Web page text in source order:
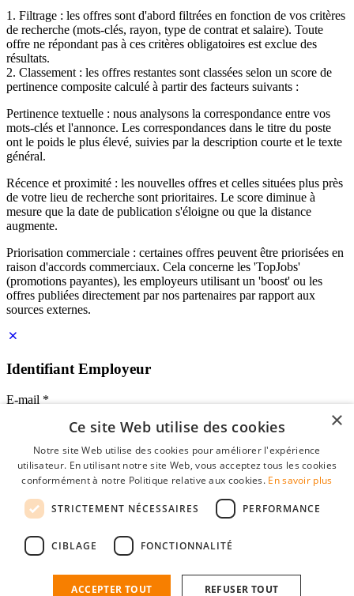
1. Filtrage : les offres sont d'abord filtrées en fonction de vos critères
de recherche (mots-clés, rayon, type de contrat et salaire). Toute
offre ne répondant pas à ces critères obligatoires est exclue des
résultats.
2. Classement : les offres restantes sont classées selon un score de
pertinence composite calculé à partir des facteurs suivants :
Pertinence textuelle : nous analysons la correspondance entre vos
mots-clés et l'annonce. Les correspondances dans le titre du poste
ont le poids le plus élevé, suivies par la description courte et le texte
général.
Récence et proximité : les nouvelles offres et celles situées plus près
de votre lieu de recherche sont prioritaires. Le score diminue à
mesure que la date de publication s'éloigne ou que la distance
augmente.
Priorisation commerciale : certaines offres peuvent être priorisées en
raison d'accords commerciaux. Cela concerne les 'TopJobs'
(promotions payantes), les employeurs utilisant un 'boost' ou les
offres publiées directement par nos partenaires par rapport aux
sources externes.
Identifiant Employeur
E-mail *
Mot de passe
se souvenir de moi
mot de passe oublié?
Profil Employeur gratuit
Vous pouvez vous connecter sur StudentJob si vous avez créé un
n'est plus qu'à quelques clics.
×
Ce site Web utilise des cookies
Notre site Web utilise des cookies pour améliorer l'expérience
utilisateur. En utilisant notre site Web, vous acceptez tous les cookies
conformément à notre Politique relative aux cookies. En savoir plus
STRICTEMENT NÉCESSAIRES PERFORMANCE
CIBLAGE FONCTIONNALITÉ
ACCEPTER TOUT REFUSER TOUT